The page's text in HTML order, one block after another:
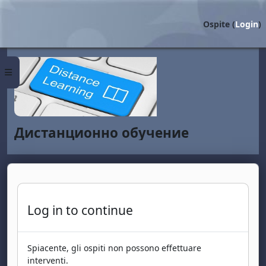
Pannello laterale
Ospite (Login)
Дистанционно обучение
Log in to continue
Spiacente, gli ospiti non possono effettuare
interventi.